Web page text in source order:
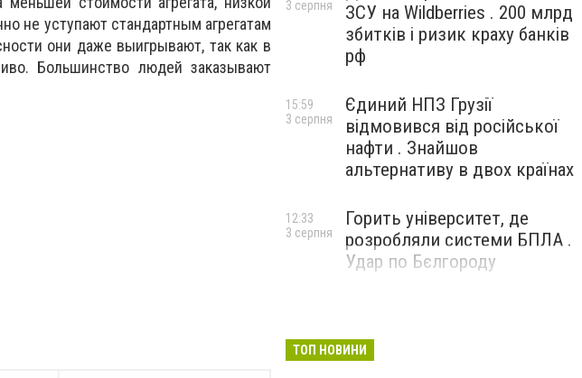
не уступают стандартным агрегатам
они даже выигрывают, так как в
Большинство людей заказывают
ЗСУ на Wildberries . 200 млрд
збитків і ризик краху банків
рф
3 серпня
Єдиний НПЗ Грузії
відмовився від російської
нафти . Знайшов
альтернативу в двох країнах
15:59
3 серпня
Горить університет, де
розробляли системи БПЛА .
Удар по Бєлгороду
12:33
3 серпня
ТОП НОВИНИ